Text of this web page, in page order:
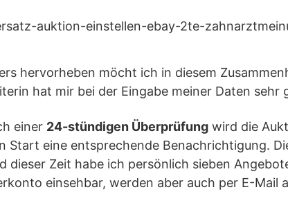
hervorheben möcht ich in diesem
hat mir bei der Eingabe meiner Daten sehr
einer 24-stündigen Überprüfung wird die
Start eine entsprechende Benachrichtigung.
dieser Zeit habe ich persönlich sieben
einsehbar, werden aber auch per E-Mail